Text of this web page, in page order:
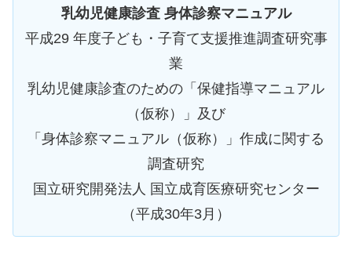
乳幼児健康診査 身体診察マニュアル
平成29 年度子ども・子育て支援推進調査研究事
業
乳幼児健康診査のための「保健指導マニュアル
（仮称）」及び
「身体診察マニュアル（仮称）」作成に関する
調査研究
国立研究開発法人 国立成育医療研究センター
（平成30年3月）